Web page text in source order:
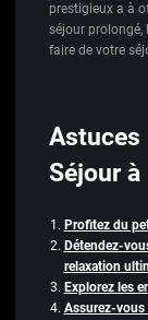
prestigieux a à
séjour prolongé,
faire de votre
Astuces
Séjour à
Profitez du
Détendez-
relaxation
Explorez les
Assurez-vous